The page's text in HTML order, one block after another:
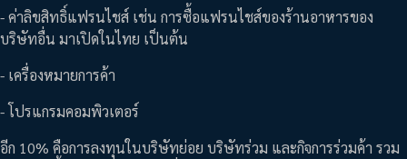
- ค่าลิขสิทธิ์แฟรนไชส์ เช่น การซื้อแฟรนไชส์ของร้านอาหารของ
บริษัทอื่น มาเปิดในไทย เป็นต้น
- เครื่องหมายการค้า
- โปรแกรมคอมพิวเตอร์
อีก 10% คือการลงทุนในบริษัทย่อย บริษัทร่วม และกิจการร่วมค้า รวม